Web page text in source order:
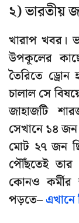
২) ভারতীয়
খারাপ খবর।
উপকূলের
তৈরিতে ড্রোন
চালাল সে
জাহাজটি
সেখানে ১৪
মোট ২৭ জন
পৌঁছতেই
কোনও কর্মীর
পড়তে–